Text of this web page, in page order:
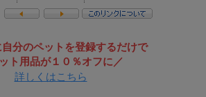
分のペットを登録するだけで
ト用品が１０％オフに／
詳しくはこちら